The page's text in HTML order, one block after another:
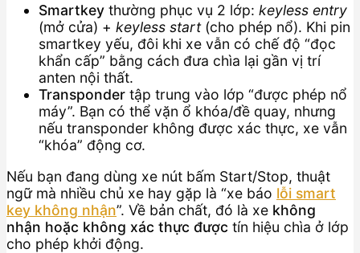
Smartkey thường phục vụ 2 lớp: keyless entry
(mở cửa) + keyless start(cho phép nổ). Khi pin
smartkey yếu, đôi khi xe vẫn có chế độ “đọc
khẩn cấp” bằng cách đưa chìa lại gần vị trí
anten nội thất.
Transponder tập trung vào lớp “được phép nổ
máy”. Bạn có thể vặn ổ khóa/đề quay, nhưng
nếu transponder không được xác thực, xe vẫn
“khóa” động cơ.
Nếu bạn đang dùng xe nút bấm Start/Stop, thuật
ngữ mà nhiều chủ xe hay gặp là “xe báo lỗi smart
key không nhận”. Về bản chất, đó là xe không
nhận hoặc không xác thực được tín hiệu chìa ở lớp
cho phép khởi động.